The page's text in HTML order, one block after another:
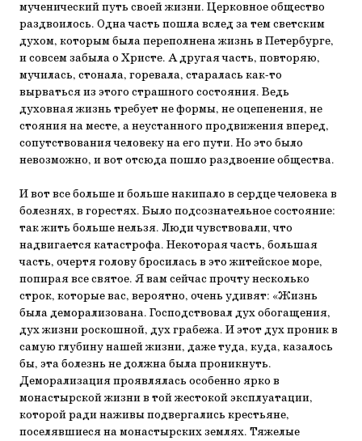
мученический путь своей жизни. Церковное общество
раздвоилось. Одна часть пошла вслед за тем светским
духом, которым была переполнена жизнь в Петербурге,
и совсем забыла о Христе. А другая часть, повторяю,
мучилась, стонала, горевала, старалась как-то
вырваться из этого страшного состояния. Ведь
духовная жизнь требует не формы, не оцепенения, не
стояния на месте, а неустанного продвижения вперед,
сопутствования человеку на его пути. Но это было
невозможно, и вот отсюда пошло раздвоение общества.
И вот все больше и больше накипало в сердце человека в
болезнях, в горестях. Было подсознательное состояние:
так жить больше нельзя. Люди чувствовали, что
надвигается катастрофа. Некоторая часть, большая
часть, очертя голову бросилась в это житейское море,
попирая все святое. Я вам сейчас прочту несколько
строк, которые вас, вероятно, очень удивят: «Жизнь
была деморализована. Господствовал дух обогащения,
дух жизни роскошной, дух грабежа. И этот дух проник в
самую глубину нашей жизни, даже туда, куда, казалось
бы, эта болезнь не должна была проникнуть.
Деморализация проявлялась особенно ярко в
монастырской жизни в той жестокой эксплуатации,
которой ради наживы подвергались крестьяне,
поселявшиеся на монастырских землях. Тяжелые